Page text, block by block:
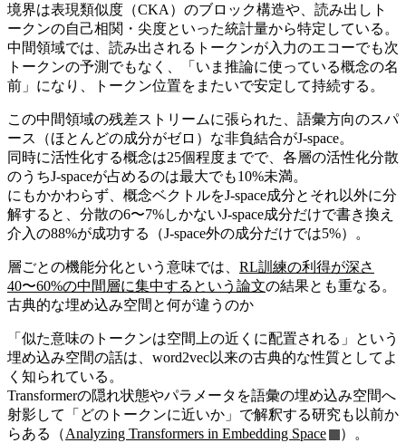
境界は表現類似度（CKA）のブロック構造や、読み出しト
ークンの自己相関・尖度といった統計量から特定している。
中間領域では、読み出されるトークンが入力のエコーでも次
トークンの予測でもなく、「いま推論に使っている概念の名
前」になり、トークン位置をまたいで安定して持続する。
この中間領域の残差ストリームに張られた、語彙方向のスパ
ース（ほとんどの成分がゼロ）な非負結合がJ-space。
同時に活性化する概念は25個程度までで、各層の活性化分散
のうちJ-spaceが占めるのは最大でも10%未満。
にもかかわらず、概念ベクトルをJ-space成分とそれ以外に分
解すると、分散の6〜7%しかないJ-space成分だけで書き換え
介入の88%が成功する（J-space外の成分だけでは5%）。
層ごとの機能分化という意味では、 RL訓練の利得が深さ
40〜60%の中間層に集中するという論文の結果とも重なる。
古典的な埋め込み空間と何が違うのか
「似た意味のトークンは空間上の近くに配置される」という
埋め込み空間の話は、word2vec以来の古典的な性質としてよ
く知られている。
Transformerの隠れ状態やパラメータを語彙の埋め込み空間へ
射影して「どのトークンに近いか」で解釈する研究も以前か
らある（Analyzing Transformers in Embedding Space
）。